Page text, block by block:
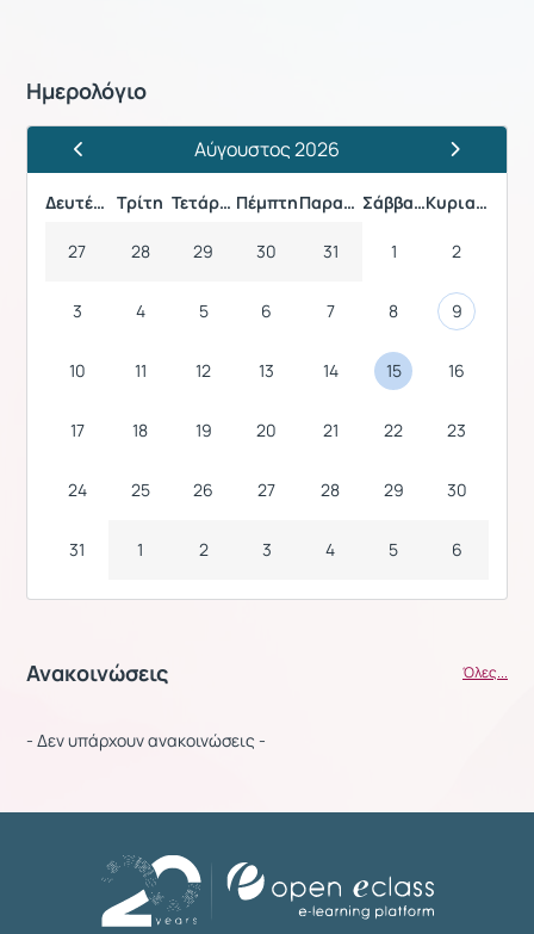
Ημερολόγιο
Προηγούμενος ΜήναςΑύγουστος 2026
Επόμενος
Δευτέρα Τρίτη Τετάρτη Πέμπτη Παρασκευή Σάββατο Κυριακή
27 28 29 30 31 1 2
3 4 5 6 7 8 9
10 11 12 13 14 15 16
17 18 19 20 21 22 23
24 25 26 27 28 29 30
31 1 2 3 4 5 6
Ανακοινώσεις Όλες...
- Δεν υπάρχουν ανακοινώσεις -